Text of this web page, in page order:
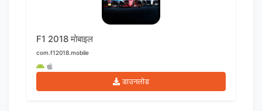
F1 2018 मोबाइल
com.f12018.mobile
डाउनलोड